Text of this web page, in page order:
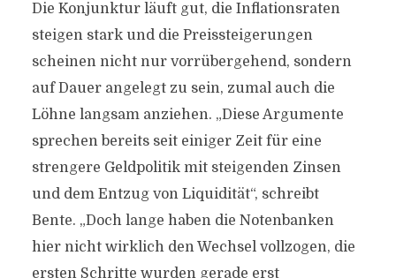
Die Konjunktur läuft gut, die Inflationsraten
steigen stark und die Preissteigerungen
scheinen nicht nur vorrübergehend, sondern
auf Dauer angelegt zu sein, zumal auch die
Löhne langsam anziehen. „Diese Argumente
sprechen bereits seit einiger Zeit für eine
strengere Geldpolitik mit steigenden Zinsen
und dem Entzug von Liquidität“, schreibt
Bente. „Doch lange haben die Notenbanken
hier nicht wirklich den Wechsel vollzogen, die
ersten Schritte wurden gerade erst